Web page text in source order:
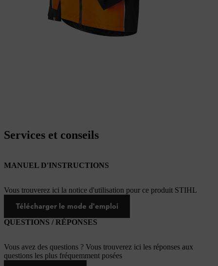
Services et conseils
MANUEL D'INSTRUCTIONS
Vous trouverez ici la notice d'utilisation pour ce produit STIHL
Télécharger le mode d'emploi
QUESTIONS / RÉPONSES
Vous avez des questions ? Vous trouverez ici les réponses aux
questions les plus fréquemment posées